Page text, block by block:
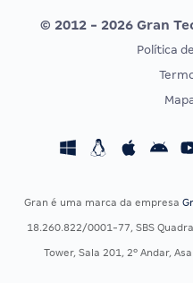
CONCURSOS POR PROFISSÃO
Concursos Fiscais
Concursos Saúde
© 2012 - 2026 Gran
Política
Gran é uma marca da empresa
18.260.822/0001-77, SBS
Tower, Sala 201, 2º Andar,